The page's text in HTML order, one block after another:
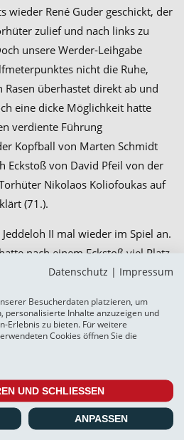
wieder René Guder geschickt, der
zulief und nach links zu
unsere Werder-Leihgabe
nicht die Ruhe,
überhastet direkt ab und
eine dicke Möglichkeit hatte
verdiente Führung
Kopfball von Marten Schmidt
Eckstoß von David Pfeil von der
Nikolaos Koliofoukas auf
(71.).
II mal wieder im Spiel an.
nach einem Eckstoß viel Platz,
über den Kasten (67.). Besser
Hoffrogge, der eine Flanke
eingewechselten Ex-
ebenso unbedrängt wie
(73.). Der Torschütze
dicke Gelegenheit zum Ausgleich.
Datenschutz | Impressum
Besucherdaten platzieren, um
personalisierte Inhalte anzuzeigen und
Erlebnis zu bieten. Für weitere
Cookies öffnen Sie die
UND SCHLIESSEN
ANPASSEN